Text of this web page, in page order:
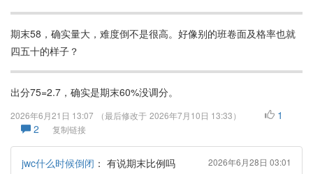
期末58，确实量大，难度倒不是很高。好像别的班卷面及格率也就
四五十的样子？
出分75=2.7，确实是期末60%没调分。
2026年6月21日 13:07 （最后修改于 2026年7月10日 13:33）
1
2
复制链接
jwc什么时候倒闭 ： 有说期末比例吗 2026年6月28日 03:01